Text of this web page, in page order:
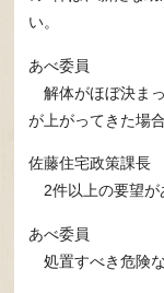
い。
あべ委員
解体がほぼ決ま
が上がってきた場
佐藤住宅政策課長
2件以上の要望が
あべ委員
処置すべき危険